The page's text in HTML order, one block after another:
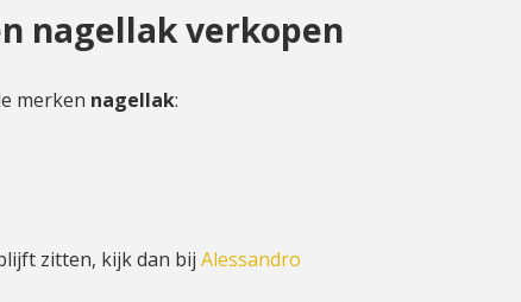
nagellak verkopen
merken nagellak:
zitten, kijk dan bij Alessandro